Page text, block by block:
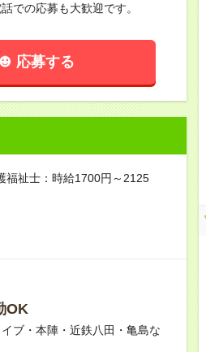
での応募も大歓迎です。
応募する
福祉士：時給1700円～2125
OK
ブ・本陣・近鉄八田・亀島な